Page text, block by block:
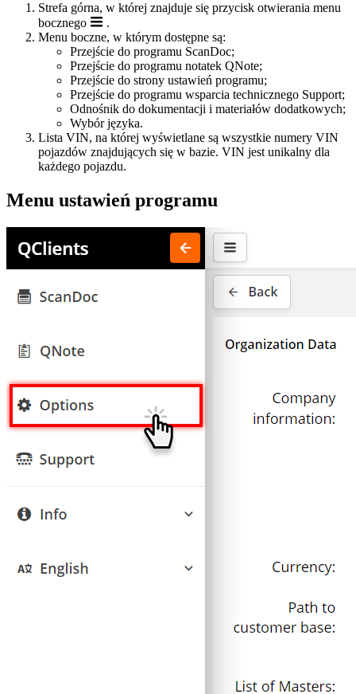
Strefa górna, w której znajduje się przycisk otwierania menu
bocznego
.
Menu boczne, w którym dostępne są:
Przejście do programu ScanDoc;
Przejście do programu notatek QNote;
Przejście do strony ustawień programu;
Przejście do programu wsparcia technicznego Support;
Odnośnik do dokumentacji i materiałów dodatkowych;
Wybór języka.
Lista VIN, na której wyświetlane są wszystkie numery VIN
pojazdów znajdujących się w bazie. VIN jest unikalny dla
każdego pojazdu.
Menu ustawień programu